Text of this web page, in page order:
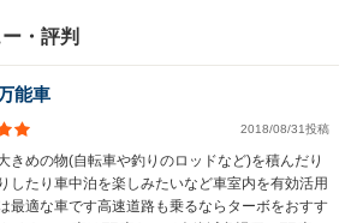
・評判
能車
2018/08/31投稿
きめの物(自転車や釣りのロッドなど)を積んだり
したり車中泊を楽しみたいなど車室内を有効活用
最適な車です高速道路も乗るならターボをおすす